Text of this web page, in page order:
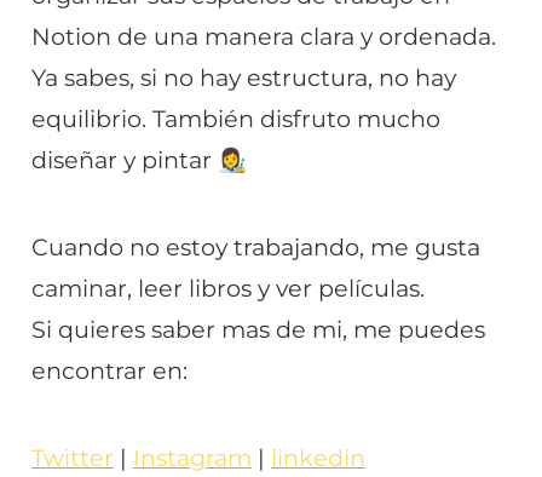
Notion de una manera clara y ordenada.
Ya sabes, si no hay estructura, no hay
equilibrio. También disfruto mucho
diseñar y pintar 👩‍🎨
Cuando no estoy trabajando, me gusta
caminar, leer libros y ver películas.
Si quieres saber mas de mi, me puedes
encontrar en:
Twitter | Instagram | linkedin